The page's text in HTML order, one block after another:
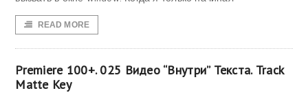
READ MORE
Premiere 100+. 025 Видео “Внутри” Текста. Track
Matte Key